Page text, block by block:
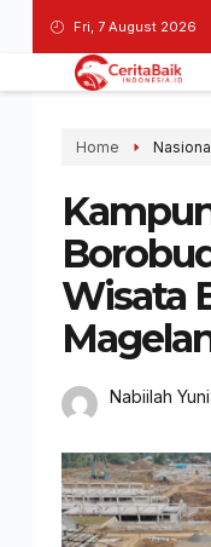
Fri, 7 August 2026
Home
Wisata
Nabiilah